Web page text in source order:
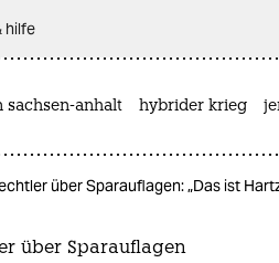
hilfe
sachsen-anhalt hybrider krieg
über Sparauflagen: „Das ist
über Sparauflagen